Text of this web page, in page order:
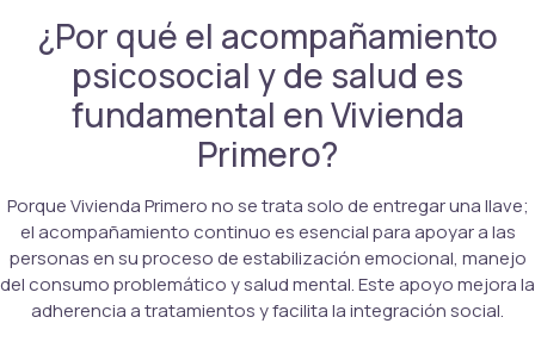
¿Por qué el acompañamiento
psicosocial y de salud es
fundamental en Vivienda
Primero?
Porque Vivienda Primero no se trata solo de entregar una llave;
el acompañamiento continuo es esencial para apoyar a las
personas en su proceso de estabilización emocional, manejo
del consumo problemático y salud mental. Este apoyo mejora la
adherencia a tratamientos y facilita la integración social.